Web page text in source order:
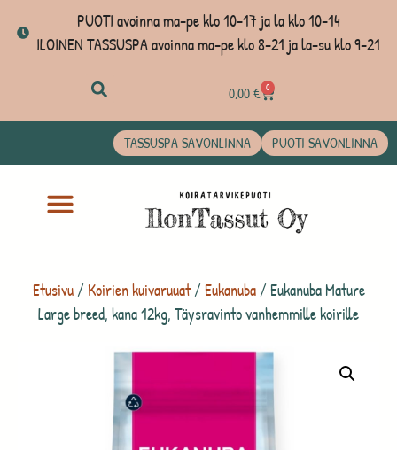
PUOTI avoinna ma-pe klo 10-17 ja la klo 10-14
ILOINEN TASSUSPA avoinna ma-pe klo 8-21 ja la-su klo 9-21
0,00€ 0
TASSUSPA SAVONLINNA PUOTI SAVONLINNA
Etusivu/Koirien kuivaruuat/Eukanuba/ Eukanuba Mature
Large breed, kana 12kg, Täysravinto vanhemmille koirille